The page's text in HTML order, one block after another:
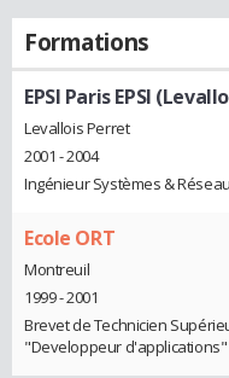
Formations
EPSI Paris EPSI
Levallois Perret
2001 - 2004
Ingénieur Systèmes &
Ecole ORT
Montreuil
1999 - 2001
Brevet de Technicien
"Developpeur d'applications"